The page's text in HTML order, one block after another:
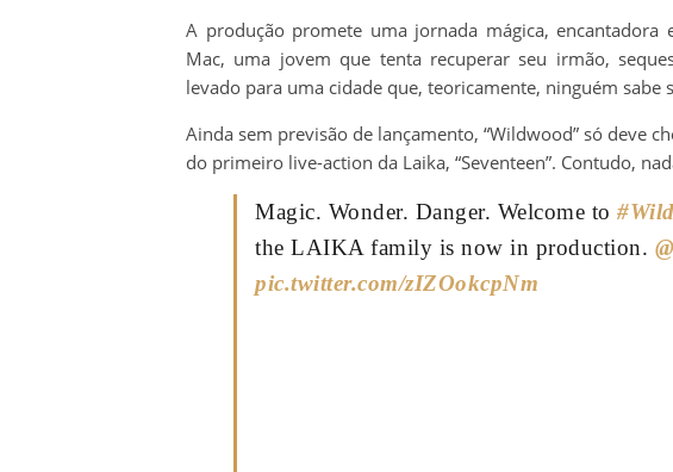
A produção promete uma jornada mágica,
Mac, uma jovem que tenta recuperar seu irmão,
levado para uma cidade que, teoricamente, ninguém sabe
Ainda sem previsão de lançamento, “Wildwood” só deve
do primeiro live-action da Laika, “Seventeen”. Contudo,
Magic. Wonder. Danger. Welcome to
the LAIKA family is now in production.
pic.twitter.com/zIZOokcpNm